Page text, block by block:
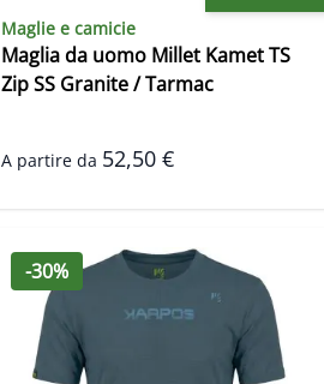
Maglie e camicie
Maglia da uomo Millet Kamet TS
Zip SS Granite / Tarmac
A partire da 52,50 €
-30%